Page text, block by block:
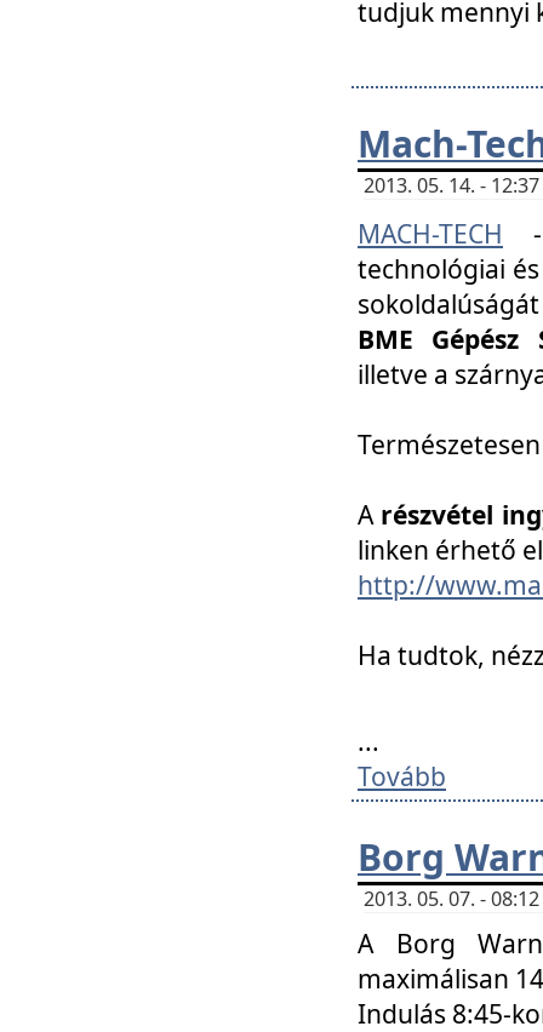
tudjuk mennyi
Mach-
2013. 05. 14. -
MACH-TECH
technológiai
BME
illetve a
A részvétel
linken érhető
http://
Ha tudtok,
...
Tovább
Borg
2013. 05. 07. -
A Borg
maximálisan
Indulás 8:45-